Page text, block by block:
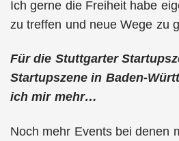
Ich gerne die Freiheit habe
zu treffen und neue Wege zu
Für die Stuttgarter
Startupszene in Baden-
ich mir mehr…
Noch mehr Events bei denen